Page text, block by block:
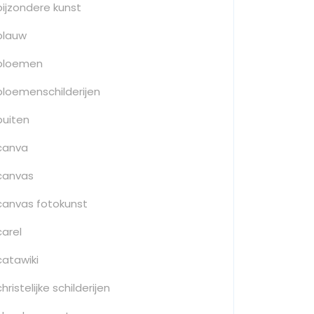
kunst
fotokunst
schilderijen